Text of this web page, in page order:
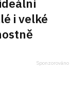
i velké